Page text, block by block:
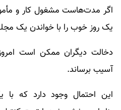
اگر مدت‌هاست مشغول کار و
یک روز خوب را با خواندن یک
دخالت دیگران ممکن است
آسیب برساند.
این احتمال وجود دارد که